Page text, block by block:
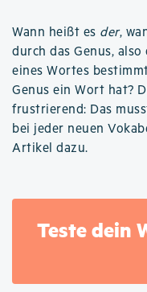
Wann heißt es der,
durch das Genus,
eines Wortes
Genus ein Wort hat?
frustrierend: Das
bei jeder neuen
Artikel dazu.
Teste dein